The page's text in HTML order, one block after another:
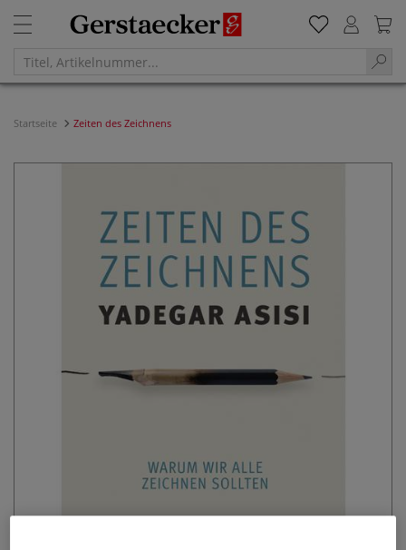
Startseite Zeiten des Zeichnens